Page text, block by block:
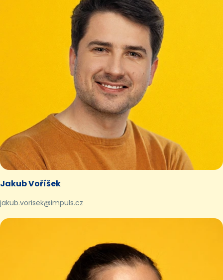
Jakub Voříšek
jakub.vorisek@impuls.cz